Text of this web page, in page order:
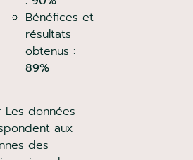
Bénéfices et
résultats
obtenus :
89%
Les données
aux
des